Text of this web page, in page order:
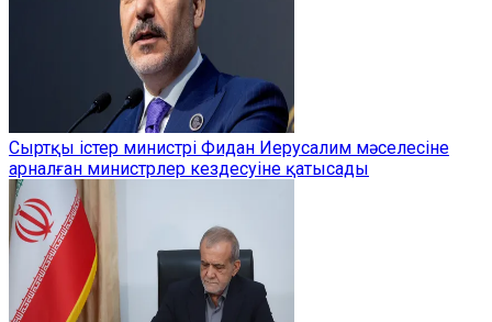
Сыртқы істер министрі Фидан Иерусалим мәселесіне
арналған министрлер кездесуіне қатысады